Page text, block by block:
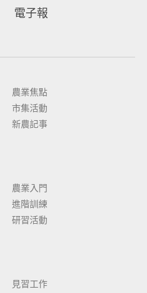
電子報
農業焦點
市集活動
新農記事
農業入門
進階訓練
研習活動
見習工作